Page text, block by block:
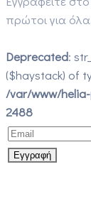
πρώτοι για
Deprecated:
($haystack) of
/var/www/
2488